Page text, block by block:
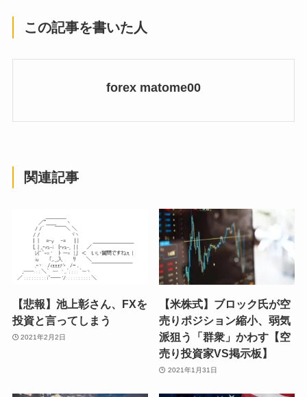
この記事を書いた人
forex matome00
関連記事
【悲報】池上彰さん、FXを
投資と言ってしまう
2021年2月2日
【米株式】ブロック氏が空
売りポジション縮小、弱気
派狙う「群衆」かわす【空
売り投資家VS掲示板】
2021年1月31日